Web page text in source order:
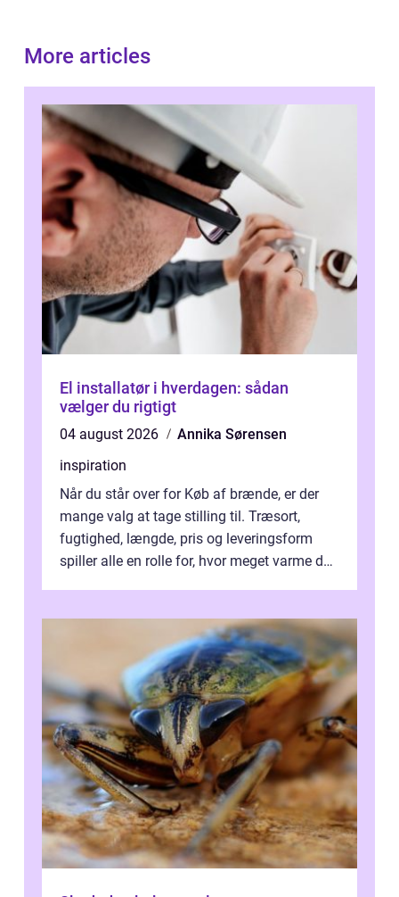
More articles
El installatør i hverdagen: sådan
vælger du rigtigt
04 august 2026
Annika Sørensen
inspiration
Når du står over for Køb af brænde, er der
mange valg at tage stilling til. Træsort,
fugtighed, længde, pris og leveringsform
spiller alle en rolle for, hvor meget varme du